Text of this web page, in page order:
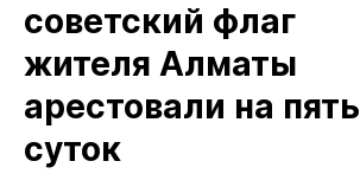
советский флаг
жителя Алматы
арестовали на пять
суток